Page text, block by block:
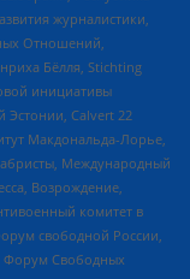
журналистики,
Отношений,
Бёлля, Stichting
инициативы
Calvert 22
Макдональда-Лорье,
Международный
Возрождение,
комитет в
свободной России,
Форум Свободных